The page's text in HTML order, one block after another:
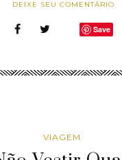
DEIXE SEU COMENTÁRIO
Save
VIAGEM